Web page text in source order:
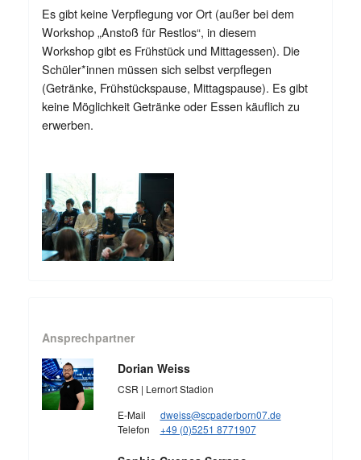
Es gibt keine Verpflegung vor Ort (außer bei dem
Workshop „Anstoß für Restlos“, in diesem
Workshop gibt es Frühstück und Mittagessen). Die
Schüler*innen müssen sich selbst verpflegen
(Getränke, Frühstückspause, Mittagspause). Es gibt
keine Möglichkeit Getränke oder Essen käuflich zu
erwerben.
Ansprechpartner
Dorian Weiss
CSR | Lernort Stadion
E-Mail
dweiss@scpaderborn07.de
Telefon
+49 (0)5251 8771907